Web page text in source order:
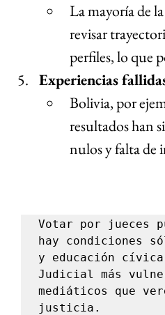
La mayoría de
revisar
perfiles, lo que
Experiencias
Bolivia, por
resultados han
nulos y falta de
Votar por jueces
hay condiciones
y educación
Judicial más
mediáticos que
justicia.